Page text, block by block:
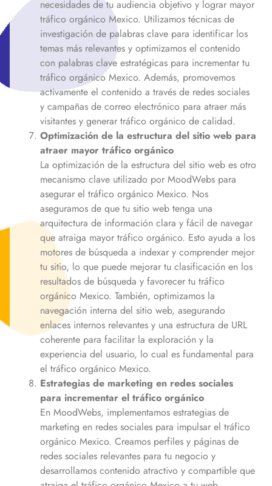
necesidades de tu audiencia objetivo y lograr mayor
tráfico orgánico Mexico. Utilizamos técnicas de
investigación de palabras clave para identificar los
temas más relevantes y optimizamos el contenido
con palabras clave estratégicas para incrementar tu
tráfico orgánico Mexico. Además, promovemos
activamente el contenido a través de redes sociales
y campañas de correo electrónico para atraer más
visitantes y generar tráfico orgánico de calidad.
Optimización de la estructura del sitio web para
atraer mayor tráfico orgánico
La optimización de la estructura del sitio web es otro
mecanismo clave utilizado por MoodWebs para
asegurar el tráfico orgánico Mexico. Nos
aseguramos de que tu sitio web tenga una
arquitectura de información clara y fácil de navegar
que atraiga mayor tráfico orgánico. Esto ayuda a los
motores de búsqueda a indexar y comprender mejor
tu sitio, lo que puede mejorar tu clasificación en los
resultados de búsqueda y favorecer tu tráfico
orgánico Mexico. También, optimizamos la
navegación interna del sitio web, asegurando
enlaces internos relevantes y una estructura de URL
coherente para facilitar la exploración y la
experiencia del usuario, lo cual es fundamental para
el tráfico orgánico Mexico.
Estrategias de marketing en redes sociales
para incrementar el tráfico orgánico
En MoodWebs, implementamos estrategias de
marketing en redes sociales para impulsar el tráfico
orgánico Mexico. Creamos perfiles y páginas de
redes sociales relevantes para tu negocio y
desarrollamos contenido atractivo y compartible que